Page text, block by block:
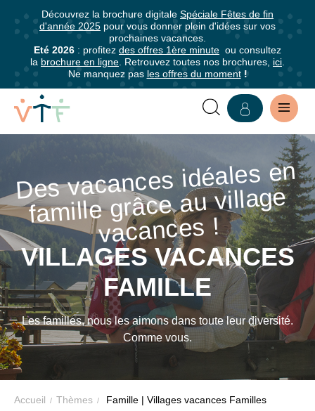
Découvrez la brochure digitale Spéciale Fêtes de fin
d'année 2025 pour vous donner plein d'idées sur vos
prochaines vacances.
Eté 2026 : profitez des offres 1ère minute ou consultez
la brochure en ligne . Retrouvez toutes nos brochures, ici
Ne manquez pas les offres du moment!
VILLAGES
VACANCES
FAMILLES
Des vacances idéales en
fa
mille grâce au village
vacances !
VILLAGES VACANCES
FAMILLE
Les familles, nous les aimons dans toute leur diversité.
Comme vous.
Accueil Thèmes Famille | Villages vacances Familles
Abonnez-
vous
à
notre
newsletter
Abonnez-
vous
pour
être
informé·e
de
tous
les
avantages
VTF,
des
offres
exclusives
et